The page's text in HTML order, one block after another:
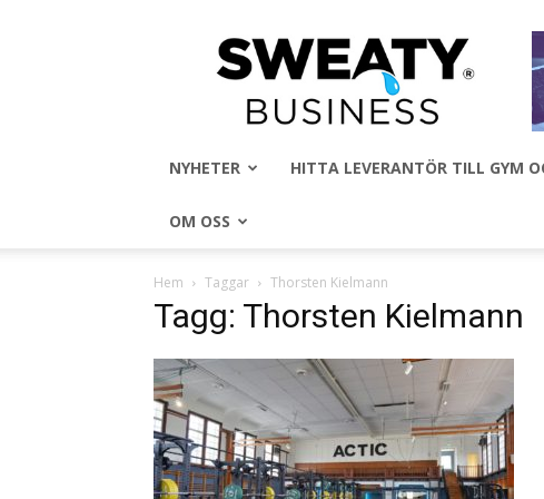
Sweaty
Business
NYHETER HITTA LEVERANTÖR TILL GYM
OM OSS
Hem Taggar Thorsten Kielmann
Tagg: Thorsten Kielmann